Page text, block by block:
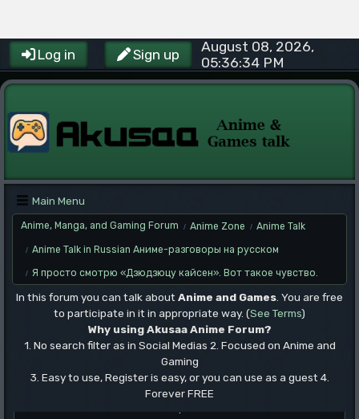
Log in Sign up
August 08, 2026,
05:36:34 PM
Main Menu
Anime, Manga, and Gaming Forum / Anime Zone / Anime Talk
/ Anime Talk in Russian Аниме-разговоры на русском
/ Я просто смотрю «Дзюдзюцу кайсен». Вот такое чувство.
In this forum you can talk about Anime and Games . You are free
to participate in it in appropriate way. (See Terms)
Why using Akusaa Anime Forum?
1. No search filter as in Social Medias 2. Focused on Anime and
Gaming
3. Easy to use, Register is easy, or you can use as a guest 4.
Forever FREE